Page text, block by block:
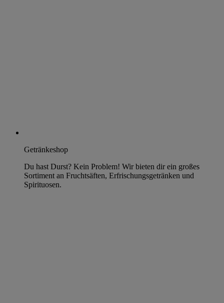
Getränkeshop
Du hast Durst? Kein Problem! Wir bieten dir ein großes
Sortiment an Fruchtsäften, Erfrischungsgetränken und
Spirituosen.